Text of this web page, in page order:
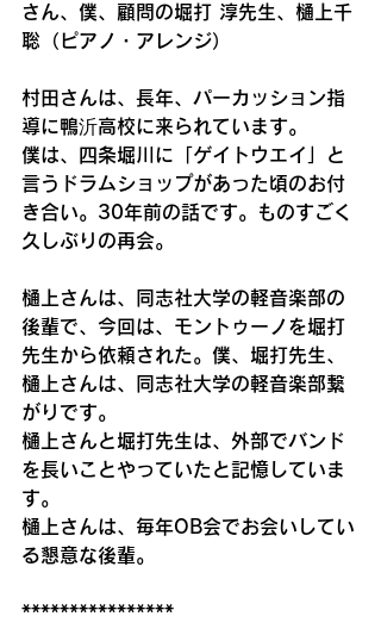
さん、僕、顧問の堀打 淳先生、樋上千
聡（ピアノ・アレンジ）
村田さんは、長年、パーカッション指
導に鴨沂高校に来られています。
僕は、四条堀川に「ゲイトウエイ」と
言うドラムショップがあった頃のお付
き合い。30年前の話です。ものすごく
久しぶりの再会。
樋上さんは、同志社大学の軽音楽部の
後輩で、今回は、モントゥーノを堀打
先生から依頼された。僕、堀打先生、
樋上さんは、同志社大学の軽音楽部繋
がりです。
樋上さんと堀打先生は、外部でバンド
を長いことやっていたと記憶していま
す。
樋上さんは、毎年OB会でお会いしてい
る懇意な後輩。
****************